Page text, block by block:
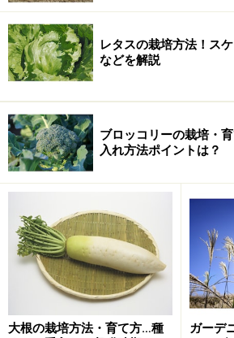
レタスの栽培方法！ス
などを解説
ブロッコリーの栽培・
入れ方法ポイントは？
大根の栽培方法・育て方…種
ガーデ